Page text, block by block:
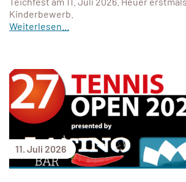
Kinderbewerb.
Weiterlesen...
11. Juli 2026